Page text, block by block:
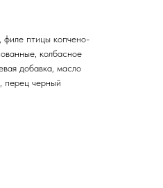
филе птицы копчено-
колбасное
добавка, масло
перец черный